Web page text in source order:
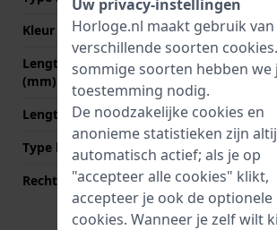
Kleur sluiting
Zilver
Lengte band op 12 uur
(mm)
80 mm
Lengte band op 6 uur (mm) 135 mm
Type bevestiging
Schroef
Rechte bandaanzet
Nee
Uw privacy-instellingen
Horloge.nl maakt gebruik van
verschillende soorten cookies
sommige soorten hebben we
toestemming nodig.
De noodzakelijke cookies en
anonieme statistieken zijn
automatisch actief; als je op
"accepteer alle cookies" klikt,
accepteer je ook de optionele
cookies. Wanneer je zelf wilt